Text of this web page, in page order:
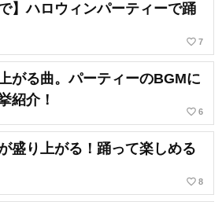
】ハロウィンパーティーで踊
favorite_border 7
がる曲。パーティーのBGMに
紹介！
favorite_border 6
盛り上がる！踊って楽しめる
favorite_border 8